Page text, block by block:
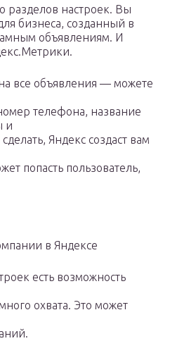
разделов настроек. Вы
бизнеса, созданный в
объявлениям. И
все объявления — можете
телефона, название
и
Яндекс создаст вам
попасть пользователь,
в Яндексе
есть возможность
охвата. Это может